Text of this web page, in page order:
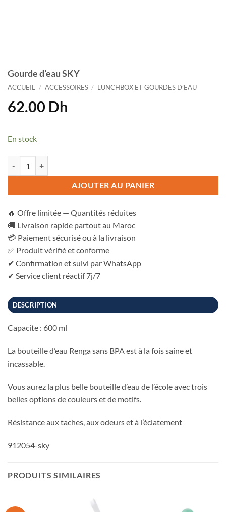
Gourde d’eau SKY
ACCUEIL / ACCESSOIRES / LUNCHBOX ET GOURDES D’EAU
62.00 Dh
En stock
AJOUTER AU PANIER
🔥 Offre limitée — Quantités réduites
🚚 Livraison rapide partout au Maroc
💳 Paiement sécurisé ou à la livraison
✅ Produit vérifié et conforme
✔ Confirmation et suivi par WhatsApp
✔ Service client réactif 7j/7
DESCRIPTION
Capacite : 600 ml
La bouteille d’eau Renga sans BPA est à la fois saine et
incassable.
Vous aurez la plus belle bouteille d’eau de l’école avec trois
belles options de couleurs et de motifs.
Résistance aux taches, aux odeurs et à l’éclatement
912054-sky
PRODUITS SIMILAIRES